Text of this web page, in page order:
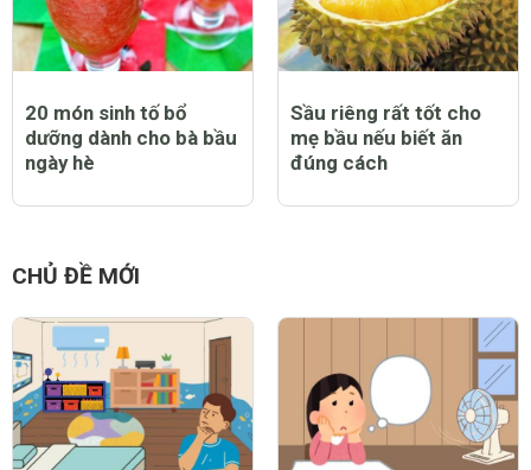
20 món sinh tố bổ
dưỡng dành cho bà bầu
ngày hè
Sầu riêng rất tốt cho
mẹ bầu nếu biết ăn
đúng cách
CHỦ ĐỀ MỚI